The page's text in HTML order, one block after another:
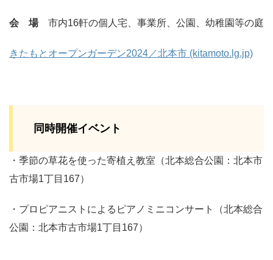
会 場市内16軒の個人宅、事業所、公園、幼稚園等の庭
きたもとオープンガーデン2024／北本市 (kitamoto.lg.jp)
同時開催イベント
・季節の草花を使った寄植え教室（北本総合公園：北本市
古市場1丁目167）
・プロピアニストによるピアノミニコンサート（北本総合
公園：北本市古市場1丁目167）